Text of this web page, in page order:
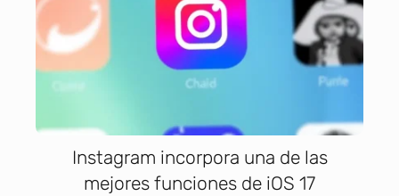
Instagram incorpora una de las
mejores funciones de iOS 17